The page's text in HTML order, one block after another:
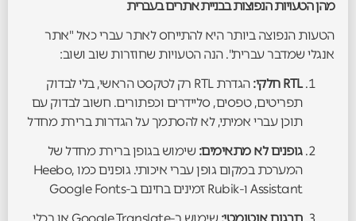
מהן הטעויות הנפוצות בבניית אתרים בעברית
הטעות הנפוצה ביותר היא להתייחס לאתר עברי כאל "אתר
אנגלי שמדבר עברית". הנה הטעויות שחוזרות שוב ושוב:
RTL חלקי:
הגדרת RTL רק לטקסט הראשי, בלי לבדוק
תפריטים, טפסים, סליידרים וכפתורים. חשוב לבדוק עם
תוכן עברי אמיתי, לא להסתמך על הגדרות ברירת מחדל
גופנים לא מתאימים: שימוש בגופן ברירת מחדל של
המערכת במקום גופן עברי איכותי. גופנים כמו Heebo,
Assistant ו-Rubik זמינים בחינם ב-Google Fonts